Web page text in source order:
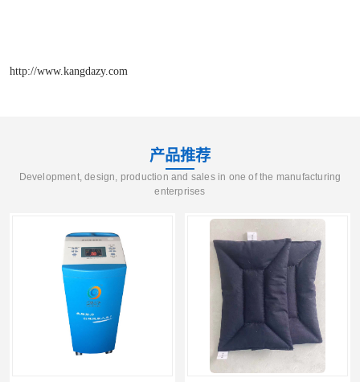
http://www.kangdazy.com
产品推荐
Development, design, production and sales in one of the manufacturing
enterprises